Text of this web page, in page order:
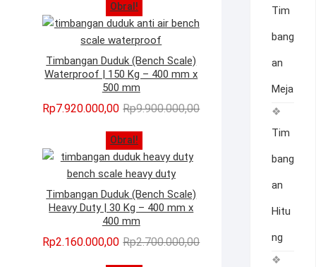
Rp7.400.000,00.
adalah:
Obral!
Timbangan Duduk (Bench Scale)
Waterproof | 150 Kg – 400 mm x
500 mm
Rp9.900.000,00Harga
Rp7.920.000,00
Harga
Obral!
Timbangan Duduk (Bench Scale)
Heavy Duty | 30 Kg – 400 mm x
400 mm
Rp2.700.000,00Harga
Rp2.160.000,00
Harga
Tim
bang
an
Meja
Tim
bang
an
Hitu
ng